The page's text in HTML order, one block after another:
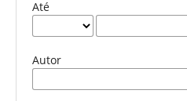
Até
Autor